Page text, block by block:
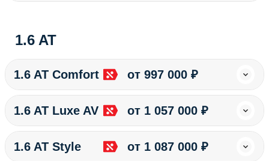
1.6 AT
1.6 AT Сomfort от 997 000 ₽
1.6 AT Luxe AV от 1 057 000 ₽
1.6 AT Style от 1 087 000 ₽